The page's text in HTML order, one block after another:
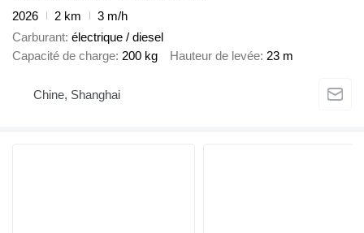
2026
2 km
3 m/h
Carburant électrique / diesel
Capacité de charge 200 kg Hauteur de levée 23 m
Chine, Shanghai